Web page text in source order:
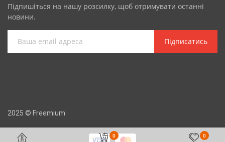
0 0
Підпишіться на нашу розсилку, щоб отримувати останні
новини.
Підписатись
2025 © Freemium